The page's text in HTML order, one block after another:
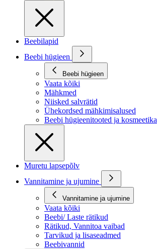
Beebilapid
Beebi hügieen
Beebi hügieen
Vaata kõiki
Mähkmed
Niisked salvrätid
Ühekordsed mähkimisalused
Beebi hügieenitooted ja kosmeetika
Muretu lapsepõlv
Vannitamine ja ujumine
Vannitamine ja ujumine
Vaata kõiki
Beebi/ Laste rätikud
Rätikud, Vannitoa vaibad
Tarvikud ja lisaseadmed
Beebivannid